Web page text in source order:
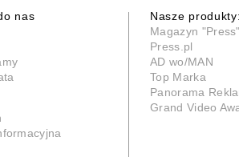
nas
Nasze produkty:
Magazyn "Press"
Press.pl
AD wo/MAN
Top Marka
Panorama
Grand Video